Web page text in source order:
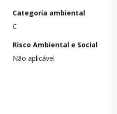
Categoria ambiental
C
Risco Ambiental e Social
Não aplicável